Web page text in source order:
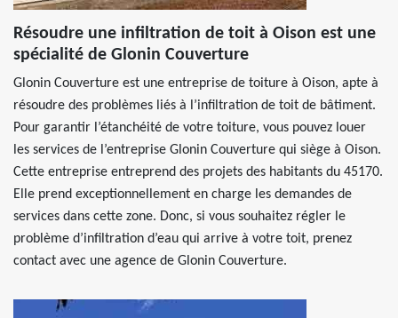
Résoudre une infiltration de toit à Oison est une
spécialité de Glonin Couverture
Glonin Couverture est une entreprise de toiture à Oison, apte à
résoudre des problèmes liés à l’infiltration de toit de bâtiment.
Pour garantir l’étanchéité de votre toiture, vous pouvez louer
les services de l’entreprise Glonin Couverture qui siège à Oison.
Cette entreprise entreprend des projets des habitants du 45170.
Elle prend exceptionnellement en charge les demandes de
services dans cette zone. Donc, si vous souhaitez régler le
problème d’infiltration d’eau qui arrive à votre toit, prenez
contact avec une agence de Glonin Couverture.